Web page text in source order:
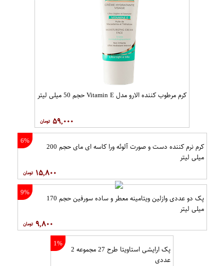
کرم مرطوب کننده الارو مدل Vitamin E حجم 50 میلی لیتر
۵۹,۰۰۰
6%
کرم نرم کننده دست و صورت آلوئه ورا کاسه ای مای حجم 200
میلی لیتر
۱۵,۸۰۰
9%
پک دو عددی وازلین ویتامینه معطر و ساده سورفین حجم 170
میلی لیتر
۹,۸۰۰
1%
پک ارایشی استاویتا طرح 27 مجموعه 2
عددی